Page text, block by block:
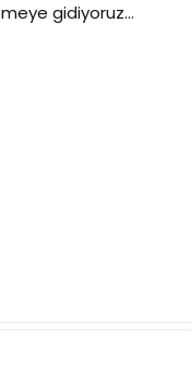
gidiyoruz...